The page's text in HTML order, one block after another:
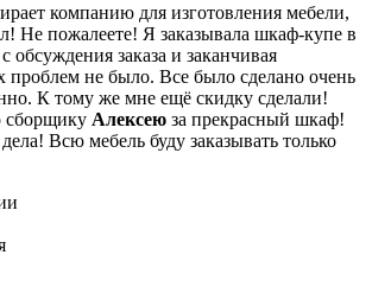
компанию для изготовления мебели,
Не пожалеете! Я заказывала шкаф-купе в
обсуждения заказа и заканчивая
не было. Все было сделано очень
К тому же мне ещё скидку сделали!
сборщику Алексею за прекрасный шкаф!
Всю мебель буду заказывать только